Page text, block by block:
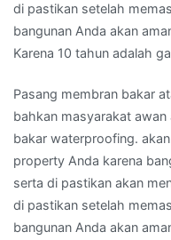
di pastikan setelah
bangunan Anda akan
Karena 10 tahun adalah
Pasang membran bakar
bahkan masyarakat
bakar waterproofing.
property Anda karena
serta di pastikan akan
di pastikan setelah
bangunan Anda akan